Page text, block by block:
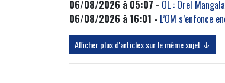
06/08/2026 à 05:07 - OL : Orel
06/08/2026 à 16:01 - L’OM s’enfonce
Afficher plus d'articles sur le même sujet ↓